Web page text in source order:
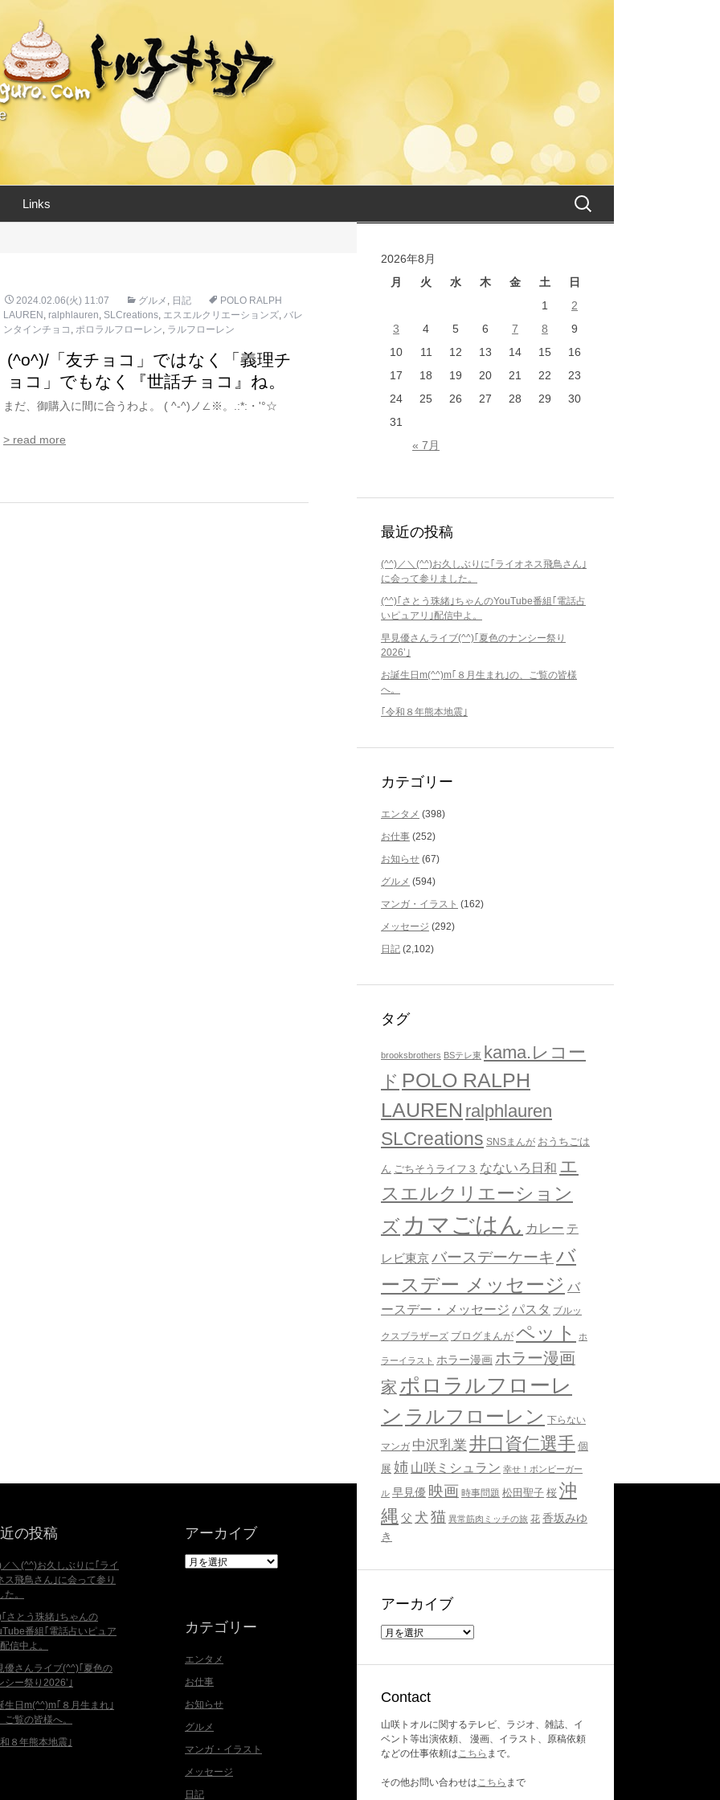
Links
検
2024.02.06(火) 11:07 グルメ , 日記
POLO RALPH
LAUREN , ralphlauren, SLCreations, エスエルクリエーションズ, バレ
ンタインチョコ , ポロラルフローレン, ラルフローレン
(^o^)/「友チョコ」ではなく「義理チ
ョコ」でもなく『世話チョコ』ね。
まだ、御購入に間に合うわよ。 ( ^-^)ノ∠※。.:*:・'°☆
> read more
2026年8月
月
火 水 木 金 土 日
« 7月
1
2
3
4 5 6 7 8
9
10
11 12 13 14 15
16
17
18 19 20 21 22
23
24
25 26 27 28 29
30
31
最近の投稿
(^^)／＼(^^)お久しぶりに｢ライオネス飛鳥さん｣
に会って参りました。
(^^)｢さとう珠緒｣ちゃんのYouTube番組｢電話占
いピュアリ｣配信中よ。
早見優さんライブ(^^)｢夏色のナンシー祭り
2026’｣
お誕生日m(^^)m｢８月生まれ｣の、ご覧の皆様
へ。
｢令和８年熊本地震｣
カテゴリー
エンタメ (398)
お仕事 (252)
お知らせ (67)
グルメ (594)
マンガ・イラスト (162)
メッセージ (292)
日記 (2,102)
タグ
brooksbrothers BSテレ東 kama.レコー
ド POLO RALPH
LAUREN ralphlauren
SLCreations SNSまんが おうちごは
ん ごちそうライフ３ なないろ日和 エ
スエルクリエーション
ズ カマごはん カレー テ
レビ東京バースデーケーキ バ
ースデー メッセージ バ
ースデー・メッセージ パスタ ブルッ
クスブラザーズ ブログまんが ペット ホ
ラーイラスト ホラー漫画 ホラー漫画
家 ポロラルフローレ
ン ラルフローレン 下らない
マンガ 中沢乳業 井口資仁選手 個
展 姉 山咲ミシュラン 幸せ！ボンビーガー
ル 早見優 映画 時事問題 松田聖子 桜 沖
縄 父 犬 猫 異常筋肉ミッチの旅 花 香坂みゆ
き
アーカイブ
ア
ブ
Contact
山咲トオルに関するテレビ、ラジオ、雑誌、イ
ベント等出演依頼、 漫画、イラスト、原稿依頼
などの仕事依頼はこちら まで。
その他お問い合わせはこちら まで
の投稿
＼(^^)お久しぶりに｢ライ
ス飛鳥さん｣に会って参り
た。
さとう珠緒｣ちゃんの
番組｢電話占いピュア
信中よ。
優さんライブ(^^)｢夏色の
シー祭り2026’｣
生日m(^^)m｢８月生まれ｣
ご覧の皆様へ。
８年熊本地震｣
アーカイブ
ア
ブ
カテゴリー
エンタメ
お仕事
お知らせ
グルメ
マンガ・イラスト
メッセージ
日記